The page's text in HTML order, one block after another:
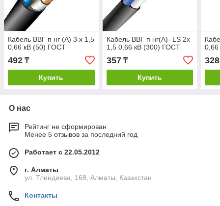
Кабель ВВГ п нг (А) 3 х 1,5
0,66 кВ (50) ГОСТ
492 ₸
Купить
Кабель ВВГ п нг(А)- LS 2х
1,5 0,66 кВ (300) ГОСТ
357₸
Купить
328
О нас
Рейтинг не сформирован
Менее 5 отзывов за последний год
Работает с 22.05.2012
г. Алматы
ул. Тлендиева, 168, Алматы, Казахстан
Контакты